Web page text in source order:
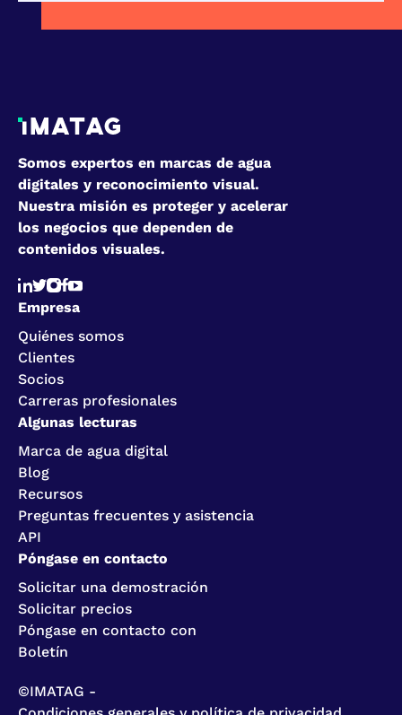
Somos expertos en marcas de agua
digitales y reconocimiento visual.
Nuestra misión es proteger y acelerar
los negocios que dependen de
contenidos visuales.
Empresa
Quiénes somos
Clientes
Socios
Carreras profesionales
Algunas lecturas
Marca de agua digital
Blog
Recursos
Preguntas frecuentes y asistencia
API
Póngase en contacto
Solicitar una demostración
Solicitar precios
Póngase en contacto con
Boletín
©IMATAG -